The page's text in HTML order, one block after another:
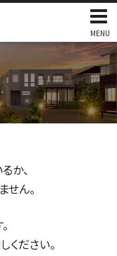
MENU
か、
ん。
ください。